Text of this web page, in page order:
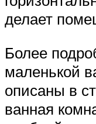
делает
Более
маленькой
описаны в
ванная